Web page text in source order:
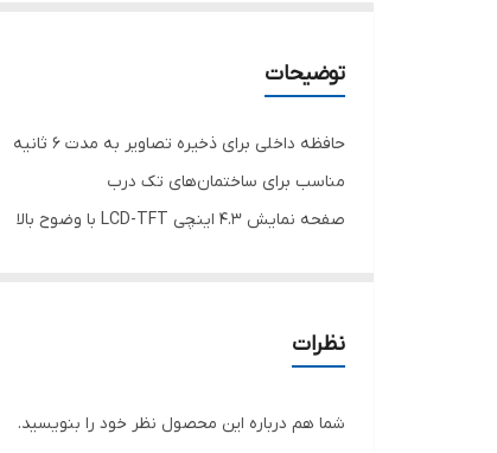
توضیحات
حافظه داخلی برای ذخیره تصاویر به مدت ۶ ثانیه
مناسب برای ساختمان‌های تک درب
صفحه نمایش ۴.۳ اینچی LCD-TFT با وضوح بالا
نظرات
شما هم درباره این محصول نظر خود را بنویسید.